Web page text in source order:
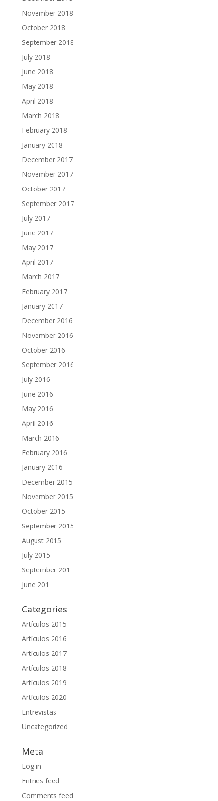
November 2018
October 2018
September 2018
July 2018
June 2018
May 2018
April 2018
March 2018
February 2018
January 2018
December 2017
November 2017
October 2017
September 2017
July 2017
June 2017
May 2017
April 2017
March 2017
February 2017
January 2017
December 2016
November 2016
October 2016
September 2016
July 2016
June 2016
May 2016
April 2016
March 2016
February 2016
January 2016
December 2015
November 2015
October 2015
September 2015
August 2015
July 2015
September 201
June 201
Categories
Artículos 2015
Artículos 2016
Artículos 2017
Artículos 2018
Artículos 2019
Artículos 2020
Entrevistas
Uncategorized
Meta
Log in
Entries feed
Comments feed